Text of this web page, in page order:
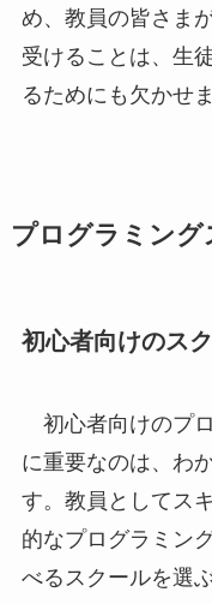
め、教員の皆さま
受けることは、生
るためにも欠かせ
プログラミン
初心者向けのス
初心者向けのプ
に重要なのは、わ
す。教員としてス
的なプログラミン
べるスクールを選